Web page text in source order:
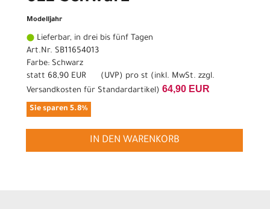
Modelljahr
Lieferbar, in drei bis fünf Tagen
Art.Nr. SB11654013
Farbe: Schwarz
statt 68,90 EUR ( UVP) pro st (inkl. MwSt. zzgl.
Versandkosten für Standardartikel) 64,90 EUR
Sie sparen 5.8%
IN DEN WARENKORB